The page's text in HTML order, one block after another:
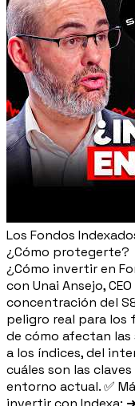
Los Fondos
¿Cómo protegerte?
¿Cómo invertir en
con Unai Ansejo,
concentración del
peligro real para los
de cómo afectan las
a los índices, del
cuáles son las
entorno actual. ✅